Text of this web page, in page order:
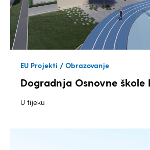
EU Projekti / Obrazovanje
Dogradnja Osnovne škole
U tijeku